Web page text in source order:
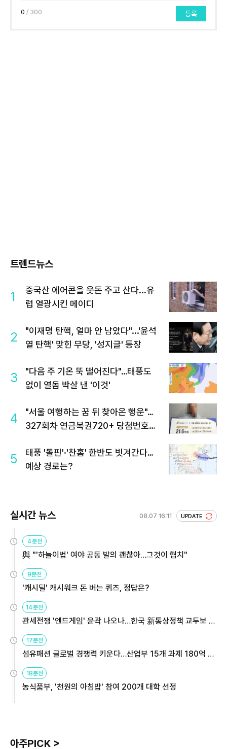
0 / 300 등록
트렌드뉴스
1
중국산 에어콘을 웃돈 주고 산다...유
럽 열광시킨 메이디
2
"이재명 탄핵, 얼마 안 남았다"...'윤석
열 탄핵' 맞힌 무당, '성지글' 등장
3
"다음 주 기온 뚝 떨어진다"…태풍도
없이 열돔 박살 낸 '이것'
4
"서울 여행하는 꿈 뒤 찾아온 행운"…
327회차 연금복권720+ 당첨번호조
5
태풍 '돌핀'·'찬홈' 한반도 빗겨간다…
예상 경로는?
실시간 뉴스 08.07 16:11 UPDATE
4분전
與 "'하늘이법' 여야 공동 발의 괜찮아…그것이 협치"
9분전
'캐시딜' 캐시워크 돈 버는 퀴즈, 정답은?
14분전
관세전쟁 '엔드게임' 윤곽 나오나…한국 新통상정책 교두보 활
17분전
섬유패션 글로벌 경쟁력 키운다…산업부 15개 과제 180억 지
18분전
농식품부, '천원의 아침밥' 참여 200개 대학 선정
아주PICK >